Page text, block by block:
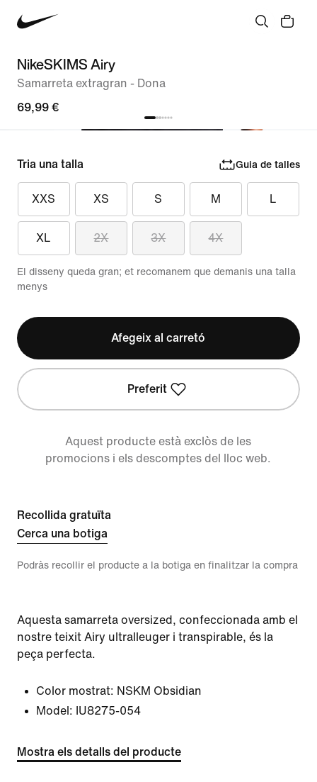
NikeSKIMS Airy
Samarreta extragran - Dona
69,99 €
Tria una talla Guia de talles
XXS XS S M L
XL 2X 3X 4X
El disseny queda gran; et recomanem que demanis una talla
menys
Afegeix al carretó
Preferit
Aquest producte està exclòs de les
promocions i els descomptes del lloc web.
Recollida gratuïta
Cerca una botiga
Podràs recollir el producte a la botiga en finalitzar la compra
Aquesta samarreta oversized, confeccionada amb el
nostre teixit Airy ultralleuger i transpirable, és la
peça perfecta.
Color mostrat: NSKM Obsidian
Model: IU8275-054
Mostra els detalls del producte